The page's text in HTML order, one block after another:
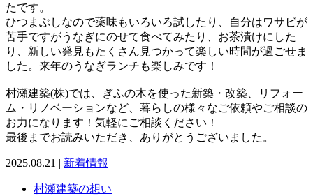
たです。
ひつまぶしなので薬味もいろいろ試したり、自分はワサビが
苦手ですがうなぎにのせて食べてみたり、お茶漬けにした
り、新しい発見もたくさん見つかって楽しい時間が過ごせま
した。来年のうなぎランチも楽しみです！
村瀬建築(株)では、ぎふの木を使った新築・改築、リフォー
ム・リノベーションなど、暮らしの様々なご依頼やご相談の
お力になります！気軽にご相談ください！
最後までお読みいただき、ありがとうございました。
2025.08.21 | 新着情報
村瀬建築の想い